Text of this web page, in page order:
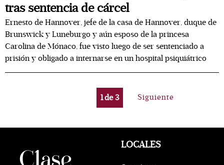
tras sentencia de cárcel
Ernesto de Hannover, jefe de la casa de Hannover, duque de
Brunswick y Luneburgo y aún esposo de la princesa
Carolina de Mónaco, fue visto luego de ser sentenciado a
prisión y obligado a internarse en un hospital psiquiátrico
1de3 Siguiente
LOCALES